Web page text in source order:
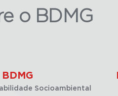
o BDMG
Socioambiental